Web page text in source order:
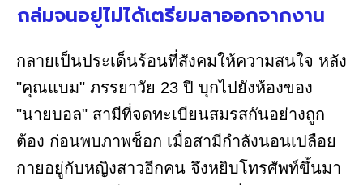
ถล่มจนอยู่ไม่ได้เตรียมลาออกจากงาน
กลายเป็นประเด็นร้อนที่สังคมให้ความสนใจ หลัง
"คุณแบม" ภรรยาวัย 23 ปี บุกไปยังห้องของ
"นายบอล" สามีที่จดทะเบียนสมรสกันอย่างถูก
ต้อง ก่อนพบภาพช็อก เมื่อสามีกำลังนอนเปลือย
กายอยู่กับหญิงสาวอีกคน จึงหยิบโทรศัพท์ขึ้นมา